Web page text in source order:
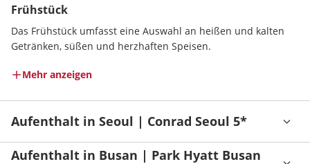
Frühstück
Das Frühstück umfasst eine Auswahl an heißen und kalten
Getränken, süßen und herzhaften Speisen.
Mehr anzeigen
Aufenthalt in Seoul | Conrad Seoul 5*
Aufenthalt in Busan | Park Hyatt Busan